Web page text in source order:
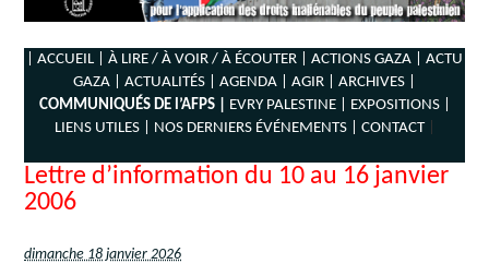
| ACCUEIL | À LIRE / À VOIR / À ÉCOUTER | ACTIONS GAZA |
ACTU
GAZA |
ACTUALITÉS | AGENDA | AGIR |
ARCHIVES |
COMMUNIQUÉS DE l’AFPS |
EVRY PALESTINE |
EXPOSITIONS |
LIENS UTILES |
NOS DERNIERS ÉVÉNEMENTS | CONTACT|
Lettre d’information du 10 au 16 janvier
2006
dimanche 18 janvier 2026